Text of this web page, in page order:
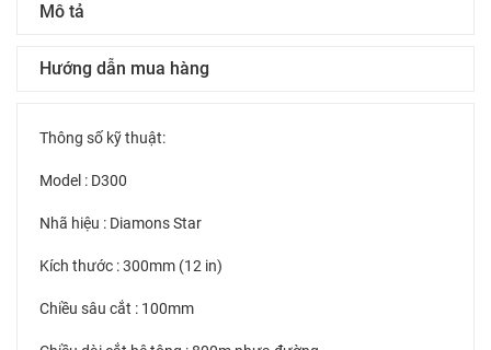
Mô tả
Hướng dẫn mua hàng
Thông số kỹ thuật:
Model : D300
Nhã hiệu : Diamons Star
Kích thước : 300mm (12 in)
Chiều sâu cắt : 100mm